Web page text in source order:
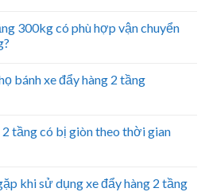
300kg có phù hợp vận chuyển
bánh xe đẩy hàng 2 tầng
2 tầng có bị giòn theo thời gian
khi sử dụng xe đẩy hàng 2 tầng